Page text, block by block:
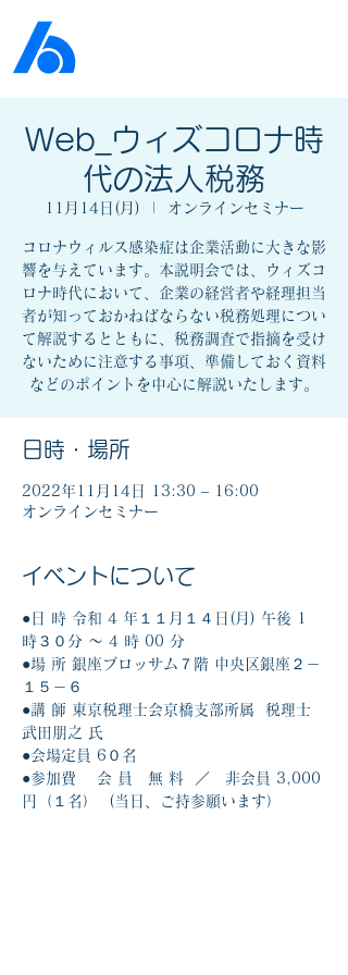
Web_ウィズコロナ時
代の法人税務
11月14日(月) オンラインセミナー
コロナウィルス感染症は企業活動に大きな影
響を与えています。本説明会では、ウィズコ
ロナ時代において、企業の経営者や経理担当
者が知っておかねばならない税務処理につい
て解説するとともに、税務調査で指摘を受け
ないために注意する事項、準備しておく資料
などのポイントを中心に解説いたします。
日時・場所
2022年11月14日 13:30 – 16:00
オンラインセミナー
イベントについて
●日 時 令和 4 年１１月１４日(月) 午後 1
時３０分 ～ 4 時 00 分
●場 所 銀座ブロッサム７階 中央区銀座２－
１５－６
●講 師 東京税理士会京橋支部所属  税理士
武田朋之 氏
●会場定員 6０名
●参加費 　会 員　無 料  ／　非会員 3,000
円（１名）  (当日、ご持参願います）